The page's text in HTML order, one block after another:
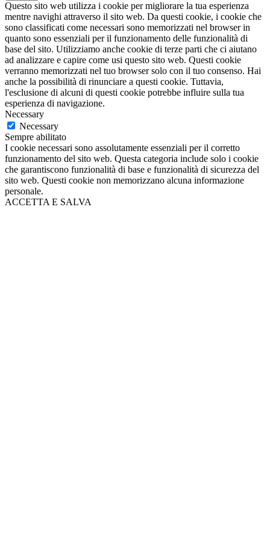
Questo sito web utilizza i cookie per migliorare la tua esperienza
mentre navighi attraverso il sito web. Da questi cookie, i cookie che
sono classificati come necessari sono memorizzati nel browser in
quanto sono essenziali per il funzionamento delle funzionalità di
base del sito. Utilizziamo anche cookie di terze parti che ci aiutano
ad analizzare e capire come usi questo sito web. Questi cookie
verranno memorizzati nel tuo browser solo con il tuo consenso. Hai
anche la possibilità di rinunciare a questi cookie. Tuttavia,
l'esclusione di alcuni di questi cookie potrebbe influire sulla tua
esperienza di navigazione.
Necessary
Necessary
Sempre abilitato
I cookie necessari sono assolutamente essenziali per il corretto
funzionamento del sito web. Questa categoria include solo i cookie
che garantiscono funzionalità di base e funzionalità di sicurezza del
sito web. Questi cookie non memorizzano alcuna informazione
personale.
ACCETTA E SALVA